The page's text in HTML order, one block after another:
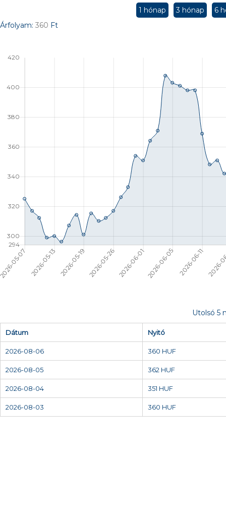
1 hónap 3 hónap
6
Árfolyam: 360 Ft
Utolsó 5
Dátum Nyitó
2026-08-06 360 HUF
2026-08-05 362 HUF
2026-08-04 351 HUF
2026-08-03 360 HUF